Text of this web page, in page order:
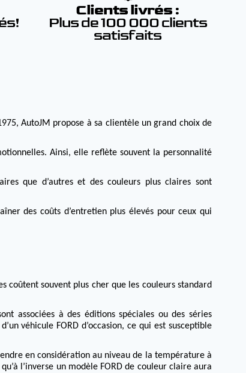
Clients livrés :
Plus de 100 000 clients
satisfaits
AutoJM propose à sa clientèle un grand choix de
Ainsi, elle reflète souvent la personnalité
que d’autres et des couleurs plus claires sont
des coûts d’entretien plus élevés pour ceux qui
coûtent souvent plus cher que les couleurs standard
associées à des éditions spéciales ou des séries
véhicule FORD d’occasion, ce qui est susceptible
en considération au niveau de la température à
l’inverse un modèle FORD de couleur claire aura